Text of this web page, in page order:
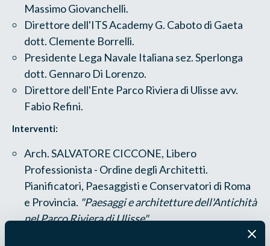
Massimo Giovanchelli.
Direttore dell'ITS Academy G. Caboto di Gaeta
dott. Clemente Borrelli.
Presidente Lega Navale Italiana sez. Sperlonga
dott. Gennaro Di Lorenzo.
Direttore dell'Ente Parco Riviera di Ulisse avv.
Fabio Refini.
Interventi:
Arch. SALVATORE CICCONE, Libero
Professionista - Ordine degli Architetti.
Pianificatori, Paesaggisti e Conservatori di Roma
e Provincia. "Paesaggi e architetture dell'Antichità
nel Parco Riviera di Ulisse".